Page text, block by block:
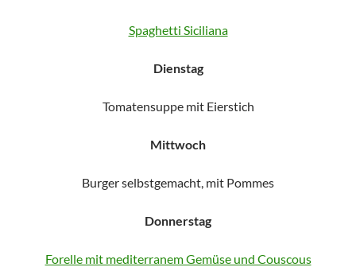
Spaghetti Siciliana
Dienstag
Tomatensuppe mit Eierstich
Mittwoch
Burger selbstgemacht, mit Pommes
Donnerstag
Forelle mit mediterranem Gemüse und Couscous